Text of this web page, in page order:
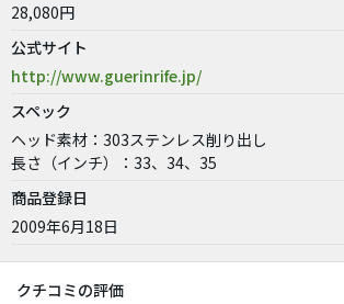
28,080円
公式サイト
http://www.guerinrife.jp/
スペック
ヘッド素材：303ステンレス削り出し
長さ（インチ）：33、34、35
商品登録日
2009年6月18日
クチコミの評価